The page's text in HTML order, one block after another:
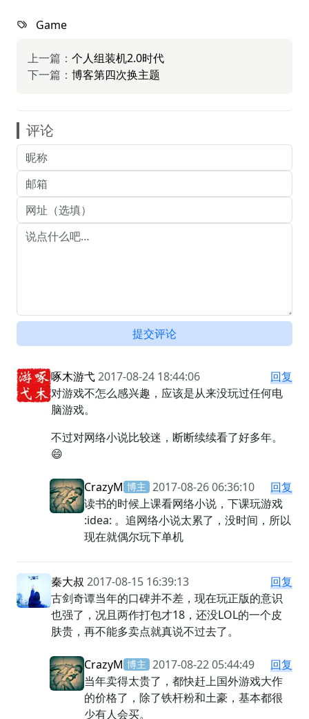
Game
上一篇： 个人组装机2.0时代
下一篇： 博客第四次换主题
评论
提交评论
啄木游弋2017-08-24 18:44:06
回复
对游戏不怎么感兴趣，应该是从来没玩过任何电
脑游戏。
不过对网络小说比较迷，断断续续看了好多年。
😄
CrazyM 博主 2017-08-26 06:36:10
回复
读书的时候上课看网络小说，下课玩游戏
:idea: 。追网络小说太累了，没时间，所以
现在就偶尔玩下单机
秦大叔 2017-08-15 16:39:13
回复
古剑奇谭当年的口碑并不差，现在玩正版的意识
也强了，况且两作打包才18，还没LOL的一个皮
肤贵，再不能多卖点就真说不过去了。
CrazyM 博主 2017-08-22 05:44:49
回复
当年卖得太贵了，都快赶上国外游戏大作
的价格了，除了铁杆粉和土豪，基本都很
少有人会买。